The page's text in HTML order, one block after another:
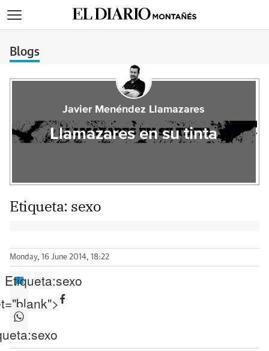
Blogs
Javier Menéndez Llamazares
Llamazares en su tinta
Etiqueta: sexo
Monday, 16 June 2014, 18:22
Etiqueta:sexo
sexo